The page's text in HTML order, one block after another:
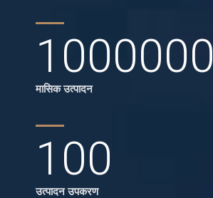
1000000
मासिक उत्पादन
100
उत्पादन उपकरण